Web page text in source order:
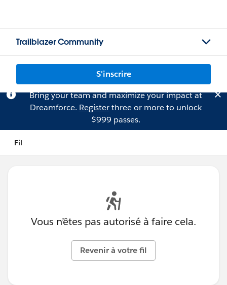
Trailblazer Community
S'inscrire
Bring your team and maximize your impact at
Dreamforce. Registerthree or more to unlock
$999 passes.
Fil
Vous n’êtes pas autorisé à faire cela.
Revenir à votre fil